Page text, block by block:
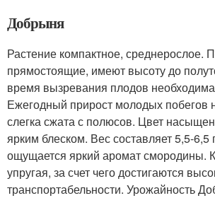
Добрыня
Растение компактное, среднерослое.
прямостоящие, имеют высоту до
время вызревания плодов
Ежегодный прирост молодых побегов
слегка сжата с полюсов. Цвет
ярким блеском. Вес составляет 5,5-6,5
ощущается яркий аромат смородины.
упругая, за счет чего достигаются
транспортабельности. Урожайность